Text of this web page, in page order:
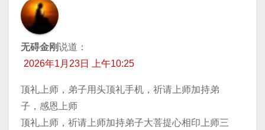
无碍金刚说道：
2026年1月23日 上午10:25
顶礼上师，弟子用头顶礼手机，祈请上师加持弟
子，感恩上师
顶礼上师，祈请上师加持弟子大菩提心相印上师三